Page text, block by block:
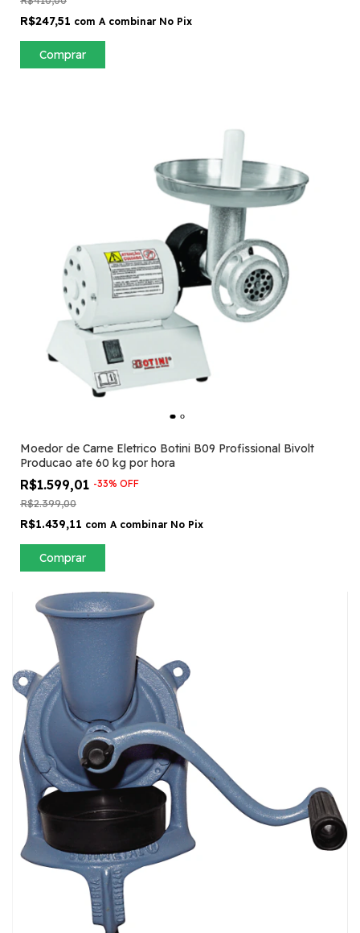
R$247,51 com A combinar No Pix
Moedor de Carne Eletrico Botini B09 Profissional Bivolt
Producao ate 60 kg por hora
R$1.599,01 -33% OFF
R$2.399,00
R$1.439,11 com A combinar No Pix
Comprar